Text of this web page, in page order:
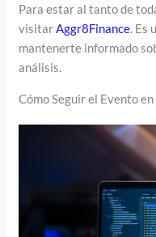
Para estar al tanto de
visitarAggr8Finance. Es
mantenerte informado
análisis.
Cómo Seguir el Evento